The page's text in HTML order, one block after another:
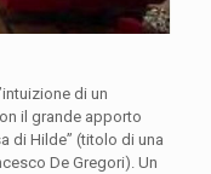
di un
il grande apporto
di Hilde” (titolo di una
De Gregori). Un